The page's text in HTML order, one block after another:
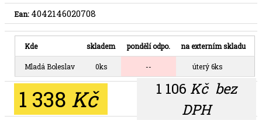
Ean: 4042146020708
Kde skladem pondělí odpo. na externím skladu
Mladá Boleslav 0ks -- úterý 6ks
1 338 Kč 1 106 Kč bez
DPH